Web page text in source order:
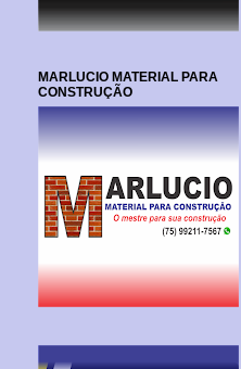
MARLUCIO MATERIAL PARA
CONSTRUÇÃO